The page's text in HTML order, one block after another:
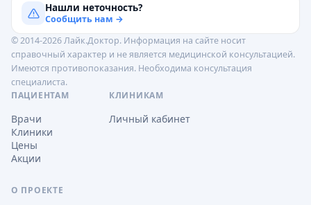
Нашли неточность?
Сообщить нам →
© 2014-2026 Лайк.Доктор. Информация на сайте носит
справочный характер и не является медицинской консультацией.
Имеются противопоказания. Необходима консультация
специалиста.
ПАЦИЕНТАМ
Врачи
Клиники
Цены
Акции
КЛИНИКАМ
Личный кабинет
О ПРОЕКТЕ